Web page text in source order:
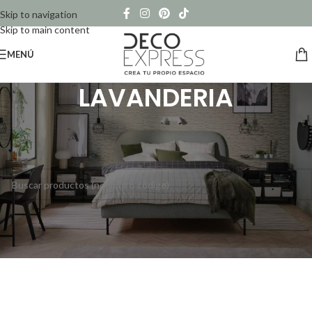
Skip to navigation
Skip to main content
MENÚ
LAVANDERIA
Inicio/ Productos etiquetados “LAVANDERIA”
No se han encontrado productos que coincidan con tu selección.